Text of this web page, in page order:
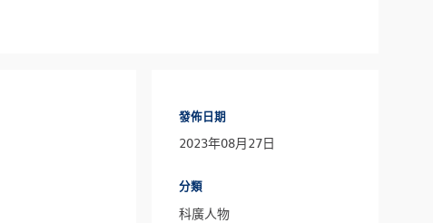
發佈日期
2023年08月27日
分類
科廣人物